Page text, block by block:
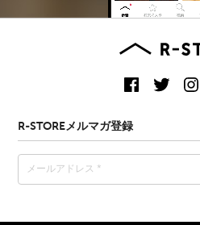
R-STOREメルマガ登録